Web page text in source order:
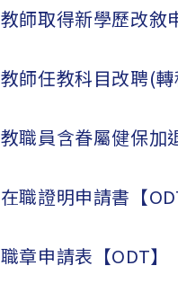
教師取得新學歷改敘
教師任教科目改聘(轉
教職員含眷屬健保加
在職證明申請書【
職章申請表【ODT】